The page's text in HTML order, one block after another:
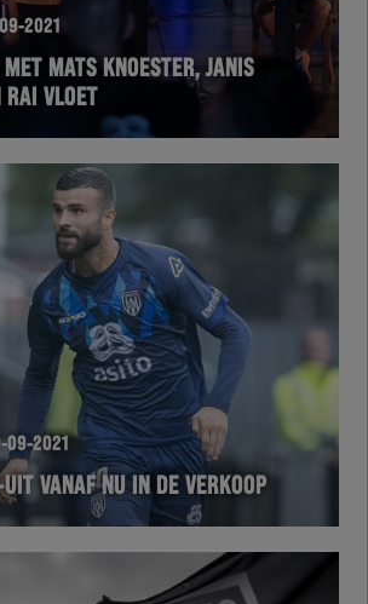
2021
MET MATS KNOESTER, JANIS
RAI VLOET
09-2021
VANAF NU IN DE VERKOOP